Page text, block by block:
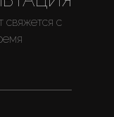
свяжется с